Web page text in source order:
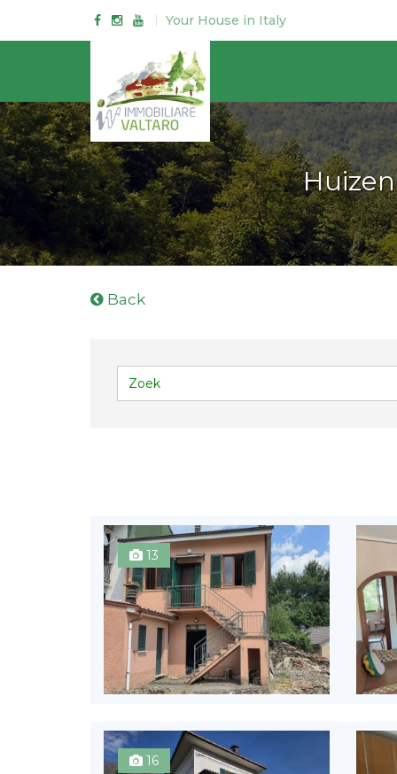
Your House in Italy
Back
13
16